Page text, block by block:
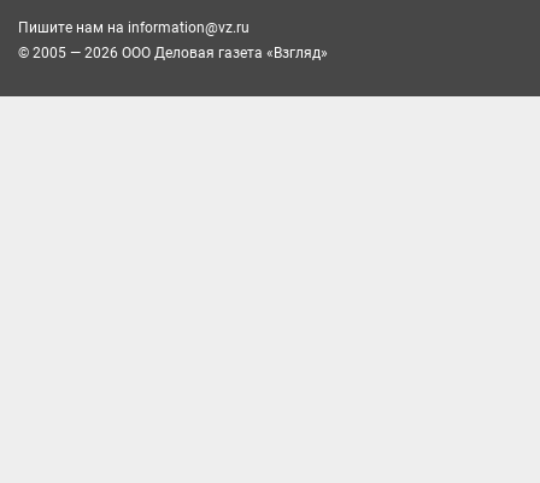
Пишите нам на information@vz.ru
© 2005 — 2026 ООО Деловая газета «Взгляд»